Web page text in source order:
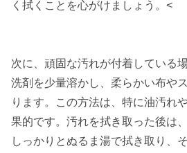
く拭くことを心がけましょう。<
次に、頑固な汚れが付着している
洗剤を少量溶かし、柔らかい布や
ります。この方法は、特に油汚れ
果的です。汚れを拭き取った後は
しっかりとぬるま湯で拭き取り、